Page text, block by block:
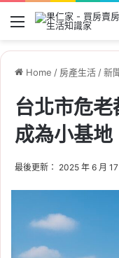
Menu
Home / 房產生活 /新
台北市危
成為小基
最後更新： 2025 年 6 月 17